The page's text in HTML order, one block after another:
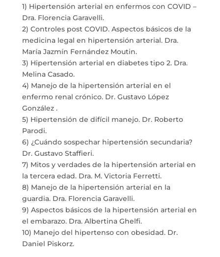
1) Hipertensión arterial en enfermos con COVID –
Dra. Florencia Garavelli.
2) Controles post COVID. Aspectos básicos de la
medicina legal en hipertensión arterial. Dra.
María Jazmín Fernández Moutin.
3) Hipertensión arterial en diabetes tipo 2. Dra.
Melina Casado.
4) Manejo de la hipertensión arterial en el
enfermo renal crónico. Dr. Gustavo López
González .
5) Hipertensión de difícil manejo. Dr. Roberto
Parodi.
6) ¿Cuándo sospechar hipertensión secundaria?
Dr. Gustavo Staffieri.
7) Mitos y verdades de la hipertensión arterial en
la tercera edad. Dra. M. Victoria Ferretti.
8) Manejo de la hipertensión arterial en la
guardia. Dra. Florencia Garavelli.
9) Aspectos básicos de la hipertensión arterial en
el embarazo. Dra. Albertina Ghelfi.
10) Manejo del hipertenso con obesidad. Dr.
Daniel Piskorz.